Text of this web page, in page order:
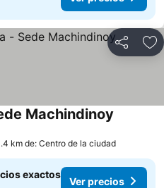
Compartir
Machindinoy
km de: Centro de la ciudad
exactos
Ver precios